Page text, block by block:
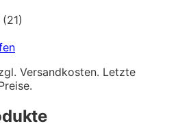
(21)
Versandkosten. Letzte